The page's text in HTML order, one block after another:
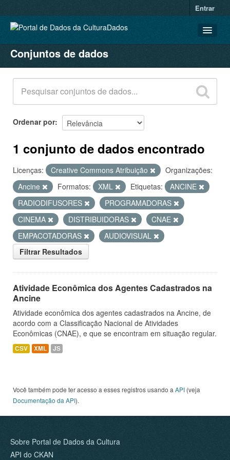
Entrar
CONJUNTOS DE DADOS
ORGANIZAÇÕES
GRUPOS
SOBRE
Conjuntos de dados
Ordenar por
1 conjunto de dados encontrado
Licenças: Creative Commons Atribuição
Organizações:
Ancine
Formatos: XML Etiquetas:
ANCINE
RADIODIFUSORES
PROGRAMADORAS
CINEMA
DISTRIBUIDORAS
CNAE
EMPACOTADORAS
AUDIOVISUAL
Filtrar Resultados
Atividade Econômica dos Agentes Cadastrados na
Ancine
Atividade econômica dos agentes cadastrados na Ancine, de
acordo com a Classificação Nacional de Atividades
Econômicas (CNAE), e que se encontram em situação regular.
CSV XML JS
Você também pode ter acesso a esses registros usando a API (veja
Documentação da API).
Sobre Portal de Dados da Cultura
API do CKAN